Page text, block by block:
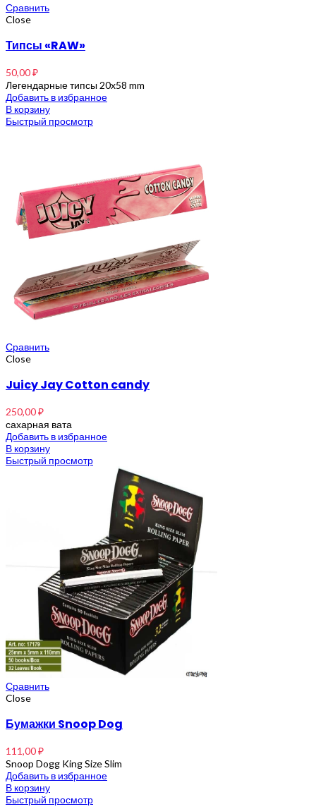
Сравнить
Close
Типсы «RAW»
50,00₽
Легендарные типсы 20x58 mm
Добавить в избранное
В корзину
Быстрый просмотр
Сравнить
Close
Juicy Jay Cotton candy
250,00₽
сахарная вата
Добавить в избранное
В корзину
Быстрый просмотр
Сравнить
Close
Бумажки Snoop Dog
111,00₽
Snoop Dogg King Size Slim
Добавить в избранное
В корзину
Быстрый просмотр